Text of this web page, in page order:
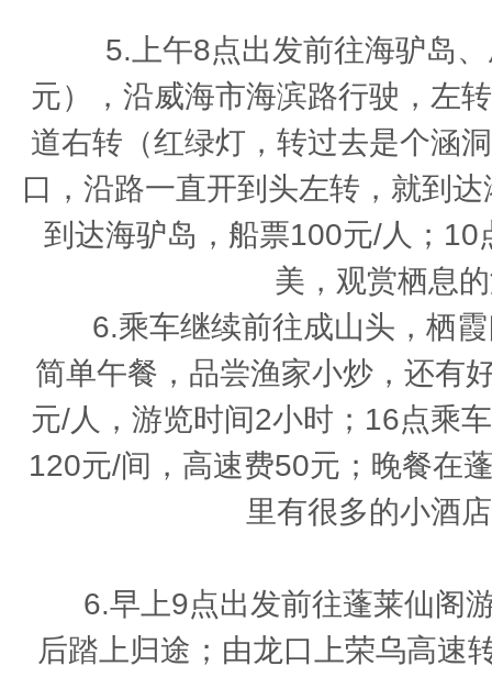
5.上午8点出发前往海驴岛、
元），沿威海市海滨路行驶，左
道右转（红绿灯，转过去是个涵
口，沿路一直开到头左转，就到
到达海驴岛，船票100元/人；
美，观赏栖息
6.乘车继续前往成山头，栖霞
简单午餐，品尝渔家小炒，还有
元/人，游览时间2小时；16点乘
120元/间，高速费50元；晚餐在
里有很多的小酒
6.早上9点出发前往蓬莱仙阁游
后踏上归途；由龙口上荣乌高速